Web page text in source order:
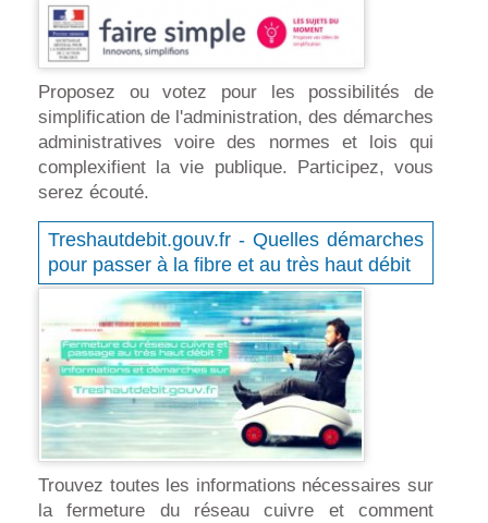
Proposez ou votez pour les possibilités de
simplification de l'administration, des démarches
administratives voire des normes et lois qui
complexifient la vie publique. Participez, vous
serez écouté.
Treshautdebit.gouv.fr - Quelles démarches
pour passer à la fibre et au très haut débit
Trouvez toutes les informations nécessaires sur
la fermeture du réseau cuivre et comment